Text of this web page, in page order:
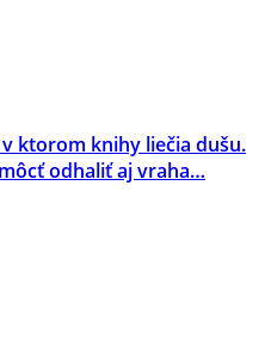
ktorom knihy liečia dušu.
odhaliť aj vraha…